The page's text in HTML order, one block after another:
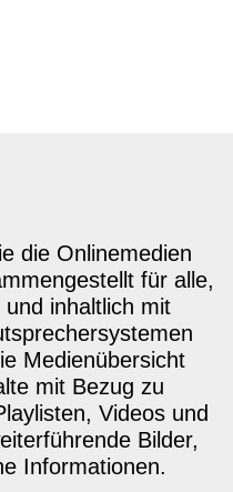
die Onlinemedien
für alle,
inhaltlich mit
Medienübersicht
mit Bezug zu
Videos und
Bilder,
Informationen.